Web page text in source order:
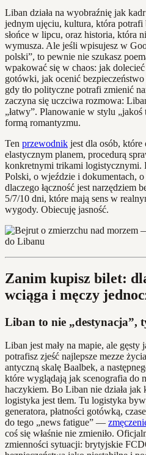
Liban działa na wyobraźnię jak
jednym ujęciu, kultura, która
słońce w lipcu, oraz historia, która
wymusza. Ale jeśli wpisujesz w
polski”, to pewnie nie szukasz
wpakować się w chaos: jak
gotówki, jak ocenić
gdy tło polityczne potrafi zmienić
zaczyna się uczciwa rozmowa:
„łatwy”. Planowanie w stylu
formą romantyzmu.
Ten przewodnik jest dla osób,
elastycznym planem, procedurą
konkretnymi trikami logistycznymi.
Polski, o wjeździe i dokumentach,
dlaczego łączność jest narzędziem
5/7/10 dni, które mają sens w
wygody. Obiecuję jasność.
Zanim kupisz bilet:
wciąga i męczy
Liban to nie „destynacja”,
Liban jest mały na mapie, ale
potrafisz zjeść najlepsze mezze
antyczną skalę Baalbek, a
które wyglądają jak scenografia do
haczykiem. Bo Liban nie działa jak
logistyka jest tłem. Tu logistyka
generatora, płatności gotówką,
do tego „news fatigue” —
coś się właśnie nie zmieniło.
zmienności sytuacji: brytyjskie